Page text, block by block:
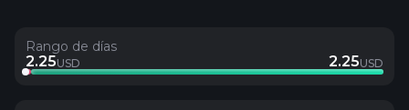
Rango de días
2.25USD 2.25USD